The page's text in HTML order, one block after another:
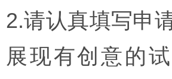
2.请认真填写申
展现有创意的